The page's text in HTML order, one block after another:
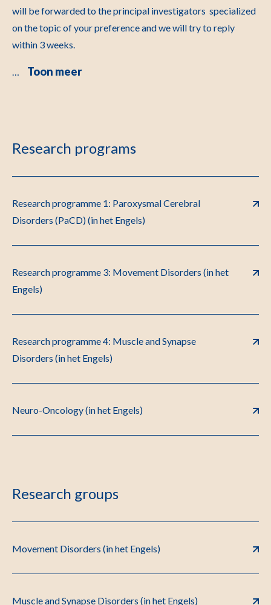
will be forwarded to the principal investigators specialized
on the topic of your preference and we will try to reply
within 3 weeks.
… Toon meer
Research programs
Research programme 1: Paroxysmal Cerebral
Disorders (PaCD) (in het Engels)
Research programme 3: Movement Disorders (in het
Engels)
Research programme 4: Muscle and Synapse
Disorders (in het Engels)
Neuro-Oncology (in het Engels)
Research groups
Movement Disorders (in het Engels)
Muscle and Synapse Disorders (in het Engels)